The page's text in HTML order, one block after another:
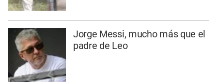
Jorge Messi, mucho más que el
padre de Leo